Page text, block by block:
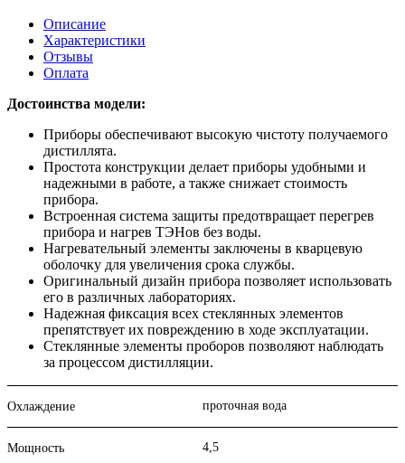
Описание
Характеристики
Отзывы
Оплата
Достоинства модели:
Приборы обеспечивают высокую чистоту получаемого
дистиллята.
Простота конструкции делает приборы удобными и
надежными в работе, а также снижает стоимость
прибора.
Встроенная система защиты предотвращает перегрев
прибора и нагрев ТЭНов без воды.
Нагревательный элементы заключены в кварцевую
оболочку для увеличения срока службы.
Оригинальный дизайн прибора позволяет использовать
его в различных лабораториях.
Надежная фиксация всех стеклянных элементов
препятствует их повреждению в ходе эксплуатации.
Стеклянные элементы проборов позволяют наблюдать
за процессом дистилляции.
Охлаждение проточная вода
Мощность 4,5